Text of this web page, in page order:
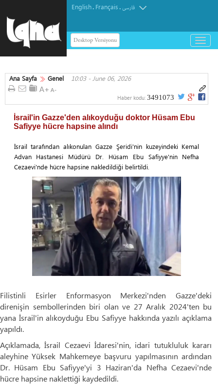
English. Français.فارسی
Desktop Versiyonu
باز
و
کردن
Ana Sayfa Genel 10:03 - June 06, 2026
Haber kodu: 3491073
İsrail'in Gazze'den alıkoyduğu doktor Hüsam Ebu
Safiyye hücre hapsine alındı
İsrail tarafından alıkonulan Gazze Şeridi'nin kuzeyindeki Kemal
Advan Hastanesi Müdürü Dr. Hüsam Ebu Safiyye'nin Nefha
Cezaevi'nde hücre hapsine nakledildiği belirtildi.
Filistinli Esirler Enformasyon Merkezi'nden Gazze'deki
direnişin sembollerinden biri olan ve 27 Aralık 2024'ten bu
yana İsrail'in alıkoyduğu Ebu Safiyye hakkında yazılı açıklama
yapıldı.
Açıklamada, İsrail Cezaevi İdaresi'nin, idari tutukluluk kararı
aleyhine Yüksek Mahkemeye başvuru yapılmasının ardından
Dr. Hüsam Ebu Safiyye'yi 3 Haziran'da Nefha Cezaevi'nde
hücre hapsine naklettiği kaydedildi.